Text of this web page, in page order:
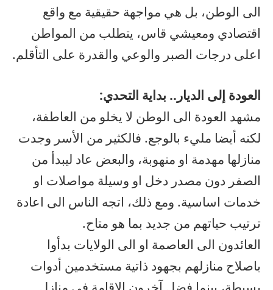
الى الوطن، بل هي مواجهة حقيقية مع واقع
اقتصادي ومعيشي قاس، يتطلب من المواطن
اعلى درجات الصبر والوعي والقدرة على التأقلم.
العودة إلى الديار.. بداية التحدي:
مشهد العودة الى الوطن لا يخلو من العاطفة،
لكنه أيضا مليء بالوجع. فالكثير من الأسر وجدت
منازلها مهدمة او منهوبة، والبعض عاد ليبدأ من
الصفر دون مصدر دخل او وسيلة مواصلات او
خدمات اساسية. ومع ذلك، اتجه الناس الى اعادة
ترتيب حياتهم من جديد بما هو متاح.
العائدون الى العاصمة او الى الولايات بدأوا
باصلاح منازلهم بجهود ذاتية مستخدمين أدوات